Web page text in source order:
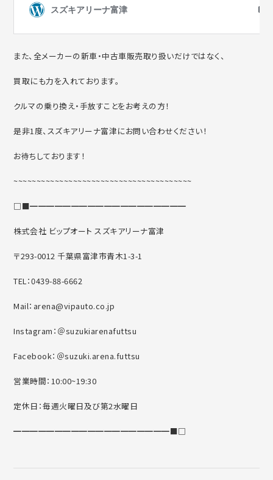
また、全メーカーの新車・中古車販売取り扱いだけではなく、
買取にも力を入れております。
クルマの乗り換え・手放すことをお考えの方！
是非1度、スズキアリーナ富津にお問い合わせください！
お待ちしております！
~~~~~~~~~~~~~~~~~~~~~~~~~~~~~~~~~~~~~~~
□■━━━━━━━━━━━━━━━━━━━
株式会社 ビップオート スズキアリーナ富津
〒293-0012 千葉県富津市青木1-3-1
TEL：0439-88-6662
Mail：arena@vipauto.co.jp
Instagram：＠suzukiarenafuttsu
Facebook：＠suzuki.arena.futtsu
営業時間：10:00~19:30
定休日：毎週火曜日及び第2水曜日
━━━━━━━━━━━━━━━━━━━■□